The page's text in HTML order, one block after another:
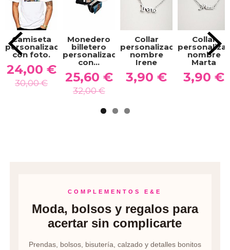
Camiseta
personalizada
con foto.
24,00 €
30,00 €
Monedero
billetero
personalizado
con...
25,60 €
32,00 €
Collar
personalizado
nombre
Irene
3,90 €
Collar
nombre
Marta
3,90 €
COMPLEMENTOS E&E
Moda, bolsos y regalos para
acertar sin complicarte
Prendas, bolsos, bisutería, calzado y detalles bonitos